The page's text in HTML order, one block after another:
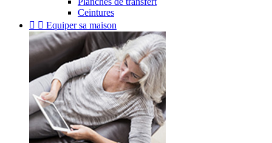
Ceintures
  Equiper sa maison